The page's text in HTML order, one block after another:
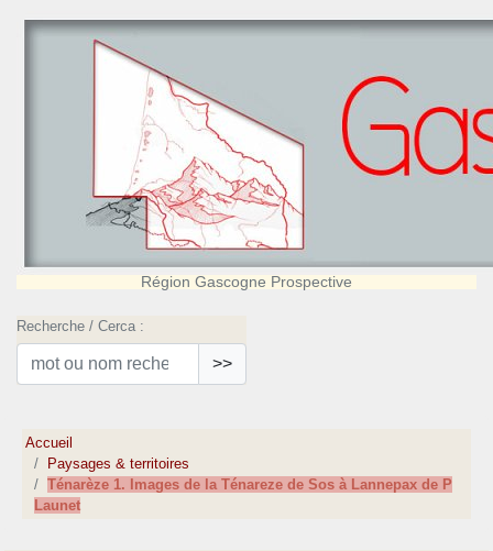
Région Gascogne Prospective
Recherche / Cerca :
>>
Accueil
Paysages & territoires
Ténarèze 1. Images de la Ténareze de Sos à Lannepax de P
Launet